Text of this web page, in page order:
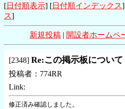
[日付順表示] [日付順インデックス
ス]
新規投稿 | 開設者ホームペ
[2348] Re:この掲示板について
投稿者： 774RR
Link:
修正済み確認しました。